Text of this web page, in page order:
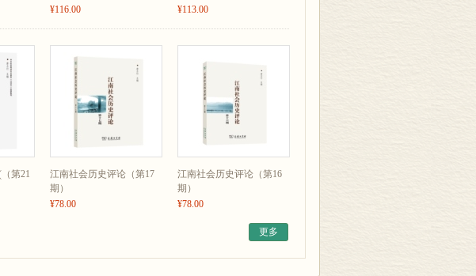
社会史国际学术研讨会会议综述
¥116.00
¥113.00
第21
江南社会历史评论（第17
期）
¥78.00
江南社会历史评论（第16
期）
¥78.00
更多